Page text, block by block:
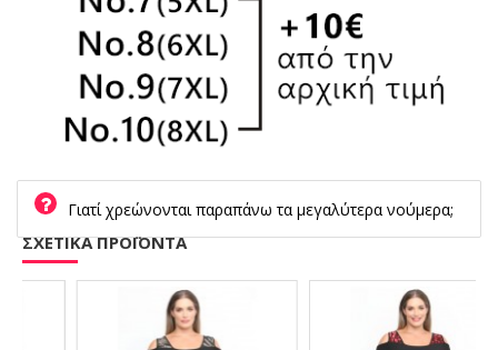
Γιατί χρεώνονται παραπάνω τα μεγαλύτερα νούμερα;
ΣΧΕΤΙΚΑ ΠΡΟΪΟΝΤΑ